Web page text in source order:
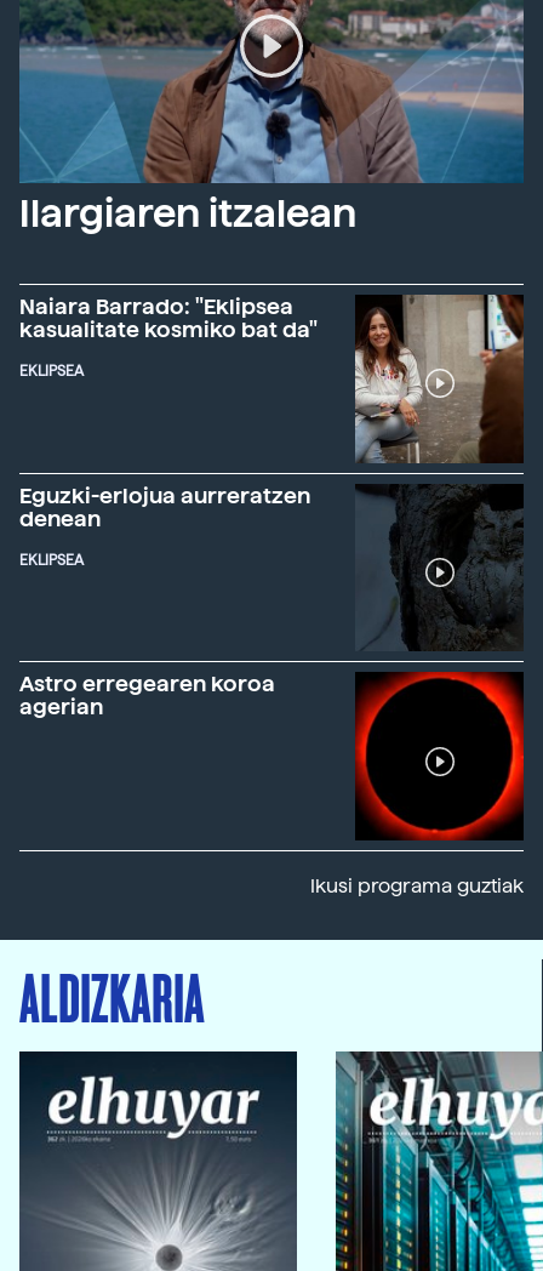
Ilargiaren itzalean
Naiara Barrado: "Eklipsea
kasualitate kosmiko bat da"
EKLIPSEA
Eguzki-erlojua aurreratzen
denean
EKLIPSEA
Astro erregearen koroa
agerian
Ikusi programa guztiak
ALDIZKARIA